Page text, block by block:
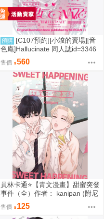
預購 [C107預約][小竣的賣場][音
色庵]Hallucinate 同人誌id=3346
售價 560
員林卡通⭐️【青文漫畫】甜蜜突發
事件（全）作者： kanipan (附尼
采書套)
售價 125